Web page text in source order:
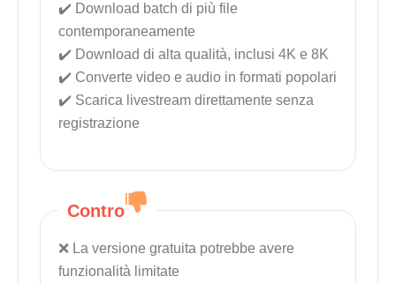
Download batch di più file
contemporaneamente
Download di alta qualità, inclusi 4K e 8K
Converte video e audio in formati popolari
Scarica livestream direttamente senza
registrazione
Contro
La versione gratuita potrebbe avere
funzionalità limitate